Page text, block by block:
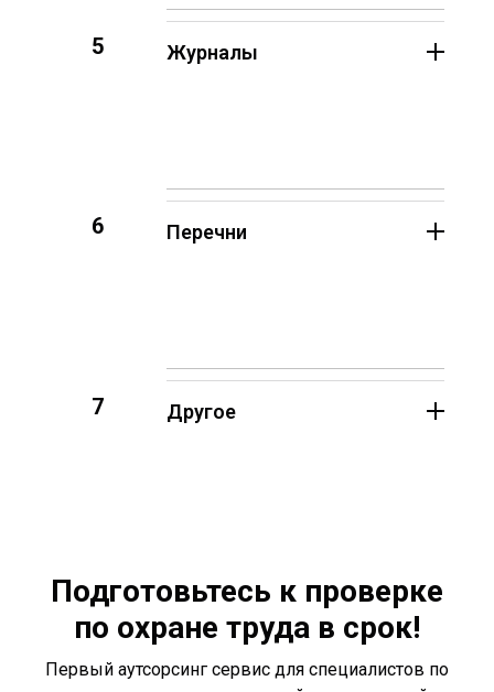
5 Журналы
6 Перечни
7 Другое
Подготовьтесь к проверке
по охране труда в срок!
Первый аутсорсинг сервис для специалистов по